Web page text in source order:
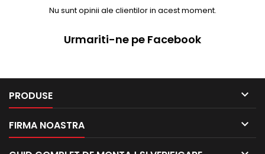
Nu sunt opinii ale clientilor in acest moment.
Urmariti-ne pe Facebook
PRODUSE 
FIRMA NOASTRA 